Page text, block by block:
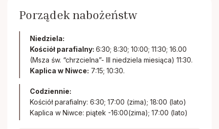
Porządek nabożeństw
Niedziela:
Kościół parafialny: 6:30; 8:30; 10:00; 11:30; 16.00
(Msza św. “chrzcielna”- III niedziela miesiąca) 11:30.
Kaplica w Niwce: 7:15; 10:30.
Codziennie:
Kościół parafialny: 6:30; 17:00 (zima); 18:00 (lato)
Kaplica w Niwce: piątek -16:00(zima); 17:00 (lato)